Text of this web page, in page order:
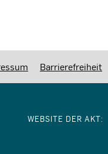
Barrierefreiheit
WEBSITE DER AKT: